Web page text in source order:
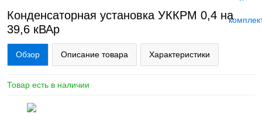
Конденсаторная установка УККРМ 0,4 на
39,6 кВАр
Обзор Описание товара Характеристики
Товар есть в наличии